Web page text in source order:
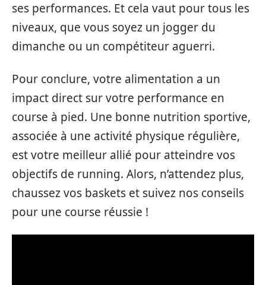
ses performances. Et cela vaut pour tous les
niveaux, que vous soyez un jogger du
dimanche ou un compétiteur aguerri.
Pour conclure, votre alimentation a un
impact direct sur votre performance en
course à pied. Une bonne nutrition sportive,
associée à une activité physique régulière,
est votre meilleur allié pour atteindre vos
objectifs de running. Alors, n’attendez plus,
chaussez vos baskets et suivez nos conseils
pour une course réussie !